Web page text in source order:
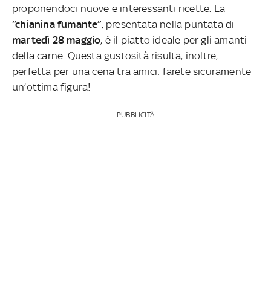
proponendoci nuove e interessanti ricette. La
“chianina fumante”, presentata nella puntata di
martedì 28 maggio, è il piatto ideale per gli amanti
della carne. Questa gustosità risulta, inoltre,
perfetta per una cena tra amici: farete sicuramente
un’ottima figura!
PUBBLICITÀ